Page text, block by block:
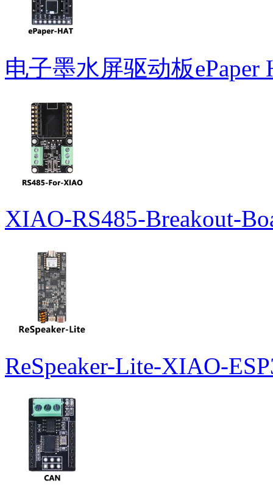
电子墨水屏驱动板ePaper
XIAO-RS485-Breakout-
ReSpeaker-Lite-XIAO-